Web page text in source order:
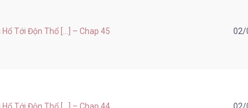
Tới Độn Thổ [...] – Chap 45 02/
Tới Độn Thổ [...] – Chap 44 02/